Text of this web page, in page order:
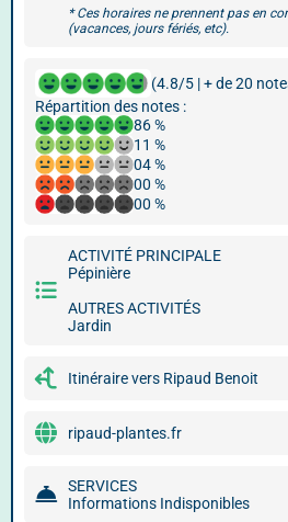
* Ces horaires ne prennent pas en
(vacances, jours fériés, etc).
(4.8/5 | + de 20
Répartition des notes :
86 %
11 %
04 %
00 %
00 %
ACTIVITÉ PRINCIPALE
Pépinière
AUTRES ACTIVITÉS
Jardin
Itinéraire vers Ripaud Benoit
ripaud-plantes.fr
SERVICES
Informations Indisponibles